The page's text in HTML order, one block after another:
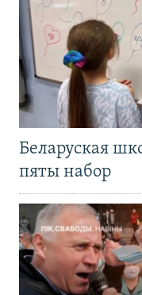
Беларуская
пяты набор